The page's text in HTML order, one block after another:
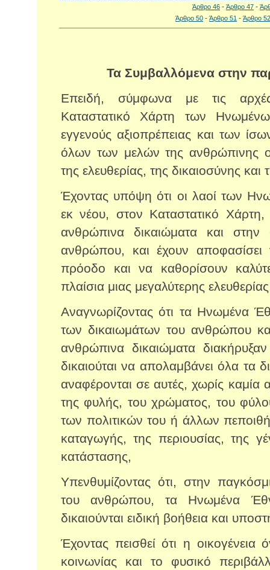
Άρθρο 46 - Άρθρο 47 -
Άρθρο 50 - Άρθρο 51 - Άρθρο 52
Τα Συμβαλλόμενα στην
Επειδή, σύμφωνα με τις
Καταστατικό Χάρτη των
εγγενούς αξιοπρέπειας και των
όλων των μελών της ανθρώπινης
της ελευθερίας, της δικαιοσύνης
Έχοντας υπόψη ότι οι λαοί των
εκ νέου, στον Καταστατικό
ανθρώπινα δικαιώματα και στην
ανθρώπου, και έχουν
πρόοδο και να καθορίσουν
πλαίσια μιας μεγαλύτερης
Αναγνωρίζοντας ότι τα Ηνωμένα
των δικαιωμάτων του ανθρώπου
ανθρώπινα δικαιώματα
δικαιούται να απολαμβάνει όλα τα
αναφέρονται σε αυτές, χωρίς καμία
της φυλής, του χρώματος, του
των πολιτικών του ή άλλων
καταγωγής, της περιουσίας, της
κατάστασης,
Υπενθυμίζοντας ότι, στην
του ανθρώπου, τα Ηνωμένα
δικαιούνται ειδική βοήθεια και
Έχοντας πεισθεί ότι η
κοινωνίας και το φυσικό